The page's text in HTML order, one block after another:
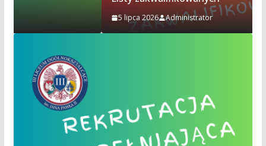
Administrator